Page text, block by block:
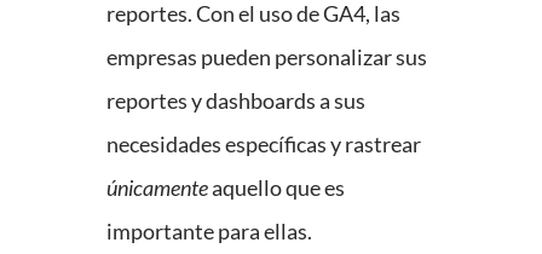
reportes. Con el uso de GA4, las
empresas pueden personalizar sus
reportes y dashboards a sus
necesidades específicas y rastrear
únicamenteaquello que es
importante para ellas.